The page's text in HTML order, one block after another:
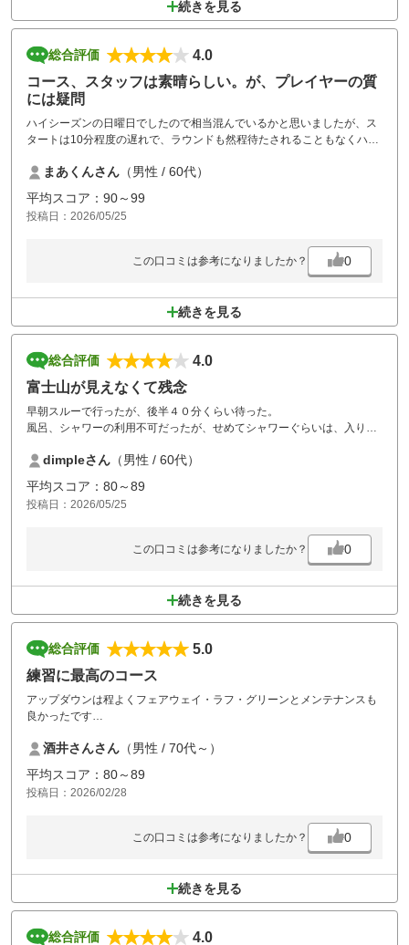
続きを見る
総合評価
4.0
コース、スタッフは素晴らしい。が、プレイヤーの質
には疑問
ハイシーズンの日曜日でしたので相当混んでいるかと思いましたが、ス
タートは10分程度の遅れで、ラウンドも然程待たされることもなくハー
昼休憩も45分と適当だと思いました。
クラブハウス、駐車場、練習場の動線も良く、スタッフの皆さんの対
応、コースメンテ、コース内カート乗入れ可、など高評価ポイントがた
くさん在りました。
ーがたくさん居ました。
・帰りの服装がロングTシャツにジーンズ姿のオジサン
せっかくの楽しいゴルフも雰囲気台無しでした。
最近ではカジュアルなゴルフ場が増えてはいますが、このクラスにはち
ゃんとゲストに指導をして欲しいです。
まあくんさん （男性 / 60代）
平均スコア：90～99
投稿日：2026/05/25
この口コミは参考になりましたか？ 0
続きを見る
総合評価
4.0
富士山が見えなくて残念
早朝スルーで行ったが、後半４０分くらい待った。
風呂、シャワーの利用不可だったが、せめてシャワーぐらいは、入りた
距離はないが、なかなかトリッキーなコース。
dimpleさん （男性 / 60代）
平均スコア：80～89
投稿日：2026/05/25
この口コミは参考になりましたか？ 0
続きを見る
総合評価
5.0
練習に最高のコース
アップダウンは程よくフェアウェイ・ラフ・グリーンとメンテナンスも
良かったです
グリーンはそこそこ難しく苦労させられました
パートナーもいいコースだと言っていました
又お邪魔させて頂きます
酒井さんさん （男性 / 70代～）
平均スコア：80～89
投稿日：2026/02/28
この口コミは参考になりましたか？ 0
続きを見る
総合評価 4.0